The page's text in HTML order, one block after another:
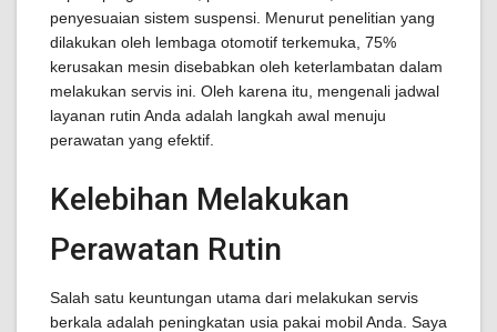
penyesuaian sistem suspensi. Menurut penelitian yang
dilakukan oleh lembaga otomotif terkemuka, 75%
kerusakan mesin disebabkan oleh keterlambatan dalam
melakukan servis ini. Oleh karena itu, mengenali jadwal
layanan rutin Anda adalah langkah awal menuju
perawatan yang efektif.
Kelebihan Melakukan
Perawatan Rutin
Salah satu keuntungan utama dari melakukan servis
berkala adalah peningkatan usia pakai mobil Anda. Saya